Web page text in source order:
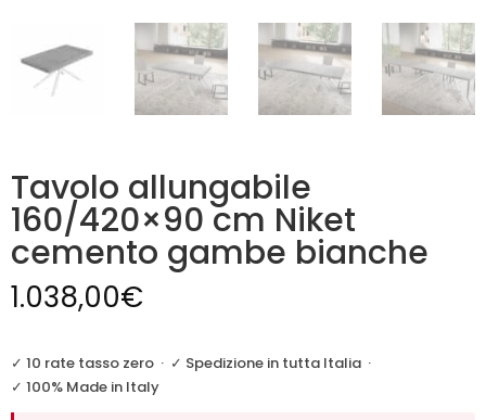
Tavolo allungabile
160/420×90 cm Niket
cemento gambe bianche
1.038,00€
✓ 10 rate tasso zero · ✓ Spedizione in tutta Italia ·
✓ 100% Made in Italy